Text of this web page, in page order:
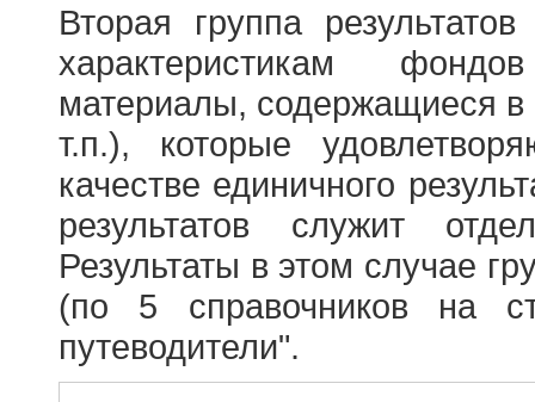
Вторая группа
характеристикам
материалы, содержащиеся в
т.п.), которые
качестве единичного
результатов служит
Результаты в этом случае
(по 5 справочников на
путеводители".